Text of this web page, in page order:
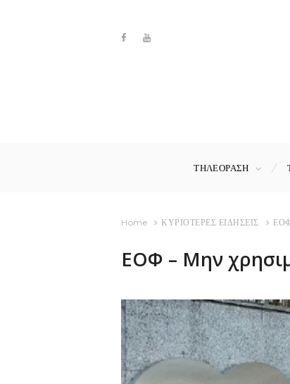
ΤΗΛΕΟΡΑΣΗ
Home ΚΥΡΙΟΤΕΡΕΣ ΕΙΔΗΣΕΙΣ ΕΟΦ
ΕΟΦ – Μην